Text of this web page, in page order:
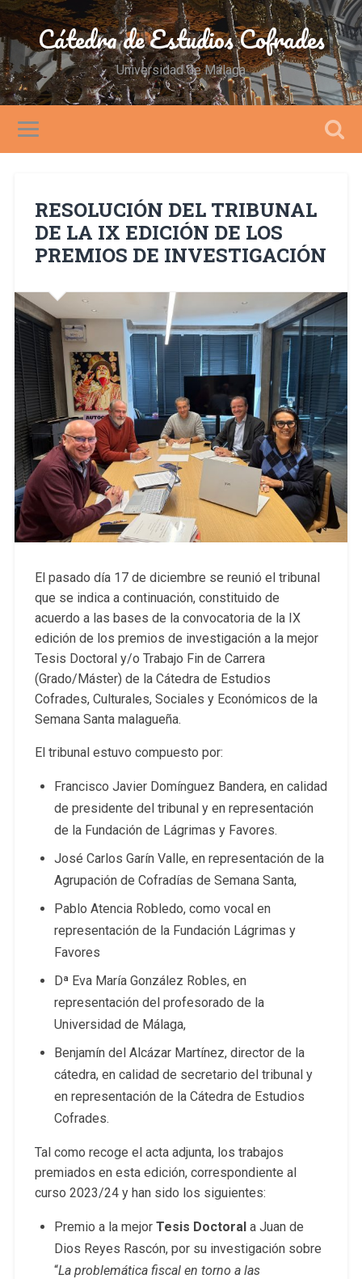
Cátedra de Estudios Cofrades
Universidad de Málaga
RESOLUCIÓN DEL TRIBUNAL
DE LA IX EDICIÓN DE LOS
PREMIOS DE INVESTIGACIÓN
El pasado día 17 de diciembre se reunió el tribunal
que se indica a continuación, constituido de
acuerdo a las bases de la convocatoria de la IX
edición de los premios de investigación a la mejor
Tesis Doctoral y/o Trabajo Fin de Carrera
(Grado/Máster) de la Cátedra de Estudios
Cofrades, Culturales, Sociales y Económicos de la
Semana Santa malagueña.
El tribunal estuvo compuesto por:
Francisco Javier Domínguez Bandera, en calidad
de presidente del tribunal y en representación
de la Fundación de Lágrimas y Favores.
José Carlos Garín Valle, en representación de la
Agrupación de Cofradías de Semana Santa,
Pablo Atencia Robledo, como vocal en
representación de la Fundación Lágrimas y
Favores
Dª Eva María González Robles, en
representación del profesorado de la
Universidad de Málaga,
Benjamín del Alcázar Martínez, director de la
cátedra, en calidad de secretario del tribunal y
en representación de la Cátedra de Estudios
Cofrades.
Tal como recoge el acta adjunta, los trabajos
premiados en esta edición, correspondiente al
curso 2023/24 y han sido los siguientes:
Premio a la mejor Tesis Doctorala Juan de
Dios Reyes Rascón, por su investigación sobre
“La problemática fiscal en torno a las